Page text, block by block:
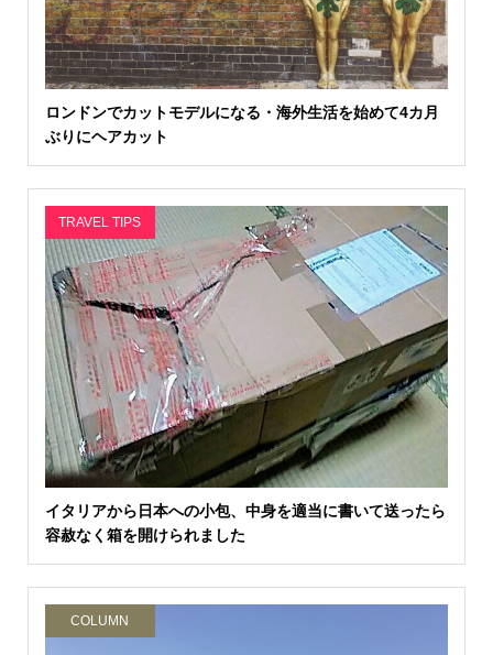
ロンドンでカットモデルになる・海外生活を始めて4カ月
ぶりにヘアカット
TRAVEL TIPS
イタリアから日本への小包、中身を適当に書いて送ったら
容赦なく箱を開けられました
COLUMN